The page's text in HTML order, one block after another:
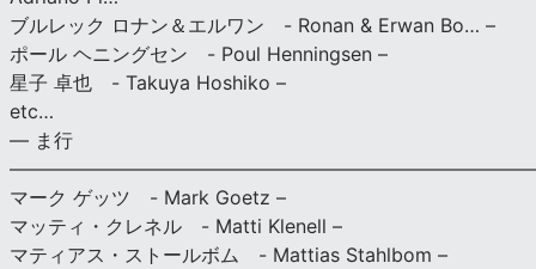
ブルレック ロナン＆エルワン - Ronan & Erwan Bo… –
ポール ヘニングセン - Poul Henningsen –
星子 卓也 - Takuya Hoshiko –
etc…
— ま行
マーク ゲッツ - Mark Goetz –
マッティ・クレネル - Matti Klenell –
マティアス・ストールボム - Mattias Stahlbom –